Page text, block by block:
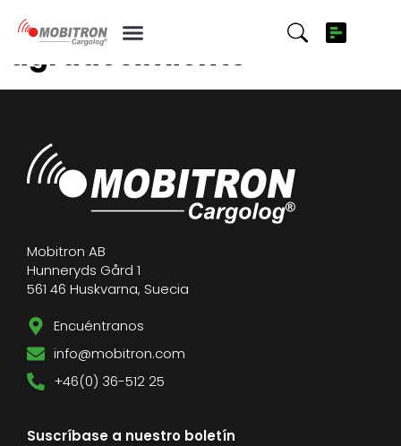
Páginas de
agradecimiento
Mobitron AB
Hunneryds Gård 1
561 46 Huskvarna, Suecia
Encuéntranos
info@mobitron.com
+46(0) 36-512 25
Suscríbase a nuestro boletín